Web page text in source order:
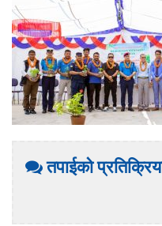
तपाईको